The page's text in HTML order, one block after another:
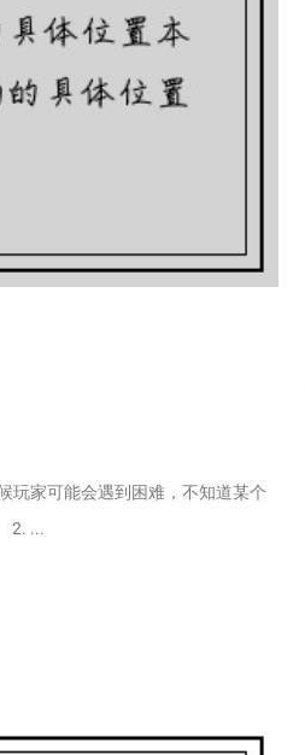
玩家可能会遇到困难，不知道某个
2. ...